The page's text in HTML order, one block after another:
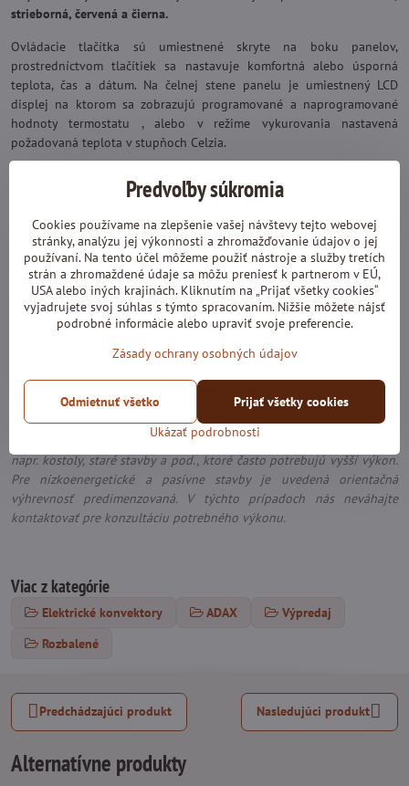
strieborná, červená a čierna.
Ovládacie tlačítka sú umiestnené skryte na boku panelov,
prostredníctvom tlačítiek sa nastavuje komfortná alebo úsporná
teplota, čas a dátum. Na čelnej stene panelu je umiestnený LCD
displej na ktorom sa zobrazujú programované a naprogramované
hodnoty termostatu , alebo v režime vykurovania nastavená
požadovaná teplota v stupňoch Celzia.
pomocou komponentov, ktoré sú súčasťou balenia. Súčasťou je aj
konvektora na nožičky, čím sa stáva prenosný. Nožičky si môžete
doobjednať na našej stránke.
Technické údaje:
Typ
Výkon
(W)
Napätie
(V)
Hmotnosť Výhrevnosť
ADAX NEO
NL08
200x1050x84
Orientačná výhrevnosť sa nevzťahuje na neštandardné budovy ako
napr. kostoly, staré stavby a pod., ktoré často potrebujú vyšší výkon.
Pre nízkoenergetické a pasívne stavby je uvedená orientačná
výhrevnosť predimenzovaná. V týchto prípadoch nás neváhajte
kontaktovať pre konzultáciu potrebného výkonu.
Viac z kategórie
Elektrické konvektory ADAX
Výpredaj
Rozbalené
Predchádzajúci produkt Nasledujúci produkt
Alternatívne produkty
Predvoľby súkromia
Cookies používame na zlepšenie vašej návštevy tejto webovej
stránky, analýzu jej výkonnosti a zhromažďovanie údajov o jej
používaní. Na tento účel môžeme použiť nástroje a služby tretích
strán a zhromaždené údaje sa môžu preniesť k partnerom v EÚ,
USA alebo iných krajinách. Kliknutím na „Prijať všetky cookies“
vyjadrujete svoj súhlas s týmto spracovaním. Nižšie môžete nájsť
podrobné informácie alebo upraviť svoje preferencie.
Zásady ochrany osobných údajov
Ukázať podrobnosti
Prijať všetky cookies
Odmietnuť všetko